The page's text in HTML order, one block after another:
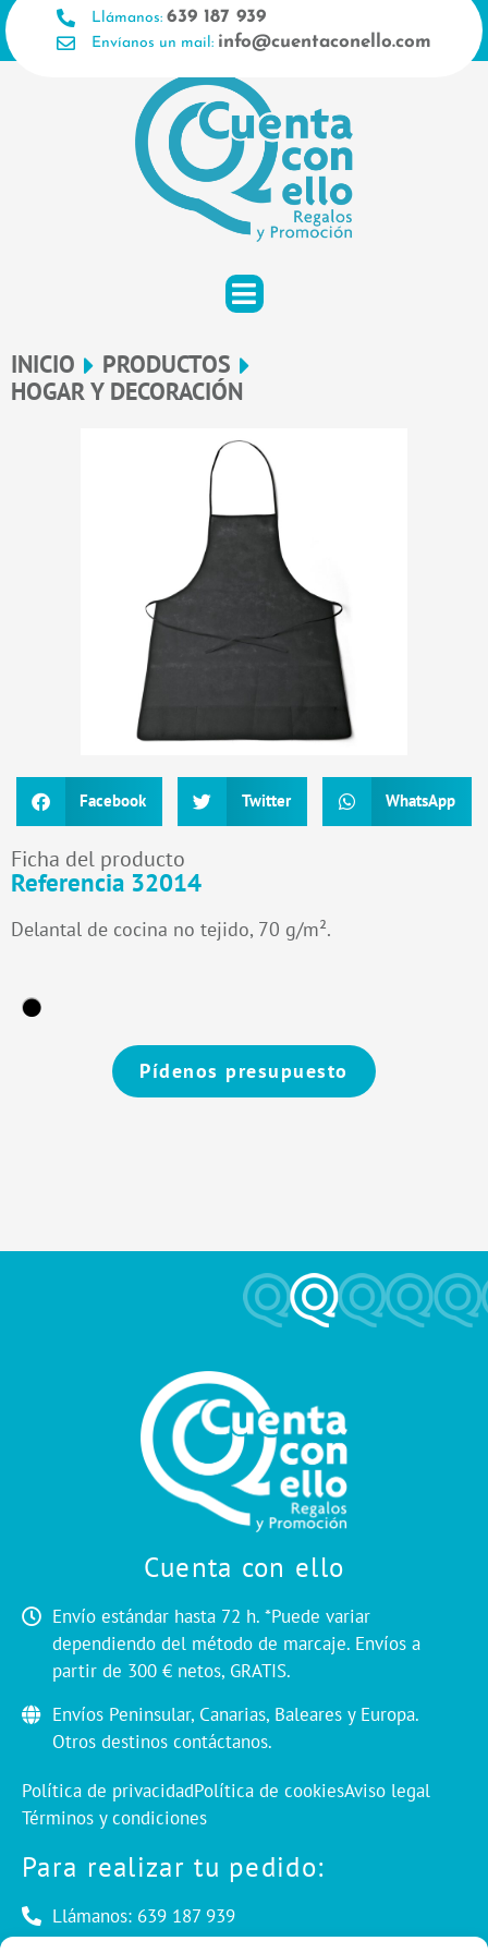
Ir
al
contenido
Llámanos: 639 187 939
Envíanos un mail: info@cuentaconello.com
INICIO
PRODUCTOS
HOGAR Y DECORACIÓN
Facebook Twitter WhatsApp
Ficha del producto
Referencia 32014
Delantal de cocina no tejido, 70 g/m².
Pídenos presupuesto
Cuenta con ello
Envío estándar hasta 72 h. *Puede variar
dependiendo del método de marcaje. Envíos a
partir de 300 € netos, GRATIS.
Envíos Peninsular, Canarias, Baleares y Europa.
Otros destinos contáctanos.
Política de privacidadPolítica de cookiesAviso legal
Términos y condiciones
Para realizar tu pedido:
Llámanos: 639 187 939